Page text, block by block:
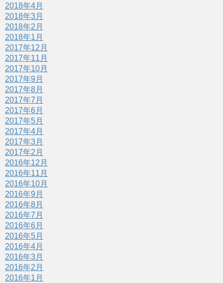
2018年4月
2018年3月
2018年2月
2018年1月
2017年12月
2017年11月
2017年10月
2017年9月
2017年8月
2017年7月
2017年6月
2017年5月
2017年4月
2017年3月
2017年2月
2016年12月
2016年11月
2016年10月
2016年9月
2016年8月
2016年7月
2016年6月
2016年5月
2016年4月
2016年3月
2016年2月
2016年1月